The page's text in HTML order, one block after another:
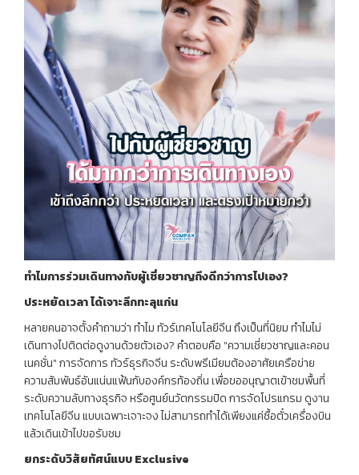
ทำไมการร่วมเดินทางกับผู้เชี่ยวชาญถึงดีกว่าการไปเอง?
ประหยัดเวลา ได้เจาะลึกทะลุแก่น
หลายคนอาจตั้งคำถามว่า ทำไม ทัวร์เทคโนโลยีจีน ถึงเป็นที่นิยม ทำไมไม่
เดินทางไปติดต่อดูงานด้วยตัวเอง? คำตอบคือ "ความเชี่ยวชาญและคอน
เนคชั่น" การจัดการ ทัวร์ธุรกิจจีน ระดับพรีเมียมต้องอาศัยเครือข่าย
ความสัมพันธ์อันแน่นแฟ้นกับองค์กรท้องถิ่น เพื่อขออนุญาตเข้าชมพื้นที่
ระดับความลับทางธุรกิจ หรือศูนย์นวัตกรรมปิด การจัดโปรแกรม ดูงาน
เทคโนโลยีจีน แบบเฉพาะเจาะจง ไม่สามารถทำได้เพียงแค่ซื้อตั๋วเครื่องบิน
แล้วเดินเข้าไปขอรับชม
ยกระดับวิสัยทัศน์แบบExclusive